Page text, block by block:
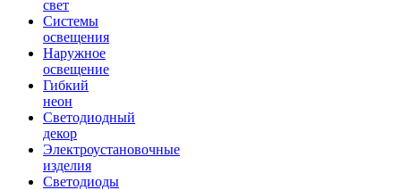
свет
Системы
освещения
Наружное
освещение
Гибкий
неон
Светодиодный
декор
Электроустановочные
изделия
Светодиоды